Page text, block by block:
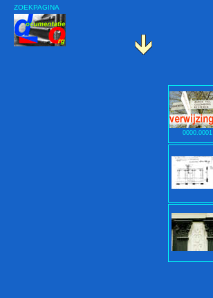
ZOEKPAGINA
0000.0001